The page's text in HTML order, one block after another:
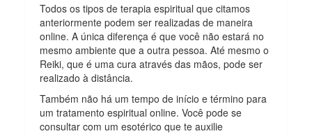
Todos os tipos de terapia espiritual que citamos
anteriormente podem ser realizadas de maneira
online. A única diferença é que você não estará no
mesmo ambiente que a outra pessoa. Até mesmo o
Reiki, que é uma cura através das mãos, pode ser
realizado à distância.
Também não há um tempo de início e término para
um tratamento espiritual online. Você pode se
consultar com um esotérico que te auxilie